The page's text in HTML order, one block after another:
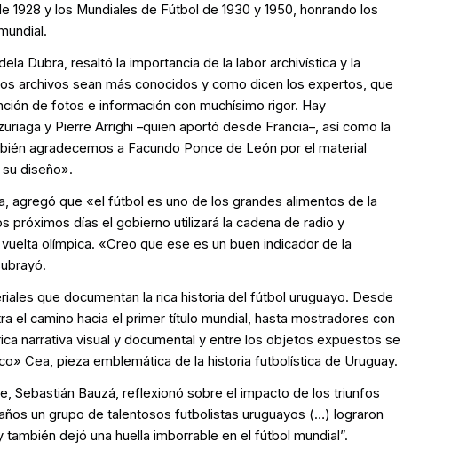
y los Mundiales de Fútbol de 1930 y 1950, honrando los
Dubra, resaltó la importancia de la labor archivística y la
archivos sean más conocidos y como dicen los expertos, que
de fotos e información con muchísimo rigor. Hay
y Pierre Arrighi –quien aportó desde Francia–, así como la
agradecemos a Facundo Ponce de León por el material
diseño».
agregó que «el fútbol es uno de los grandes alimentos de la
próximos días el gobierno utilizará la cadena de radio y
olímpica. «Creo que ese es un buen indicador de la
que documentan la rica historia del fútbol uruguayo. Desde
el camino hacia el primer título mundial, hasta mostradores con
narrativa visual y documental y entre los objetos expuestos se
Cea, pieza emblemática de la historia futbolística de Uruguay.
Sebastián Bauzá, reflexionó sobre el impacto de los triunfos
un grupo de talentosos futbolistas uruguayos (…) lograron
dejó una huella imborrable en el fútbol mundial”.